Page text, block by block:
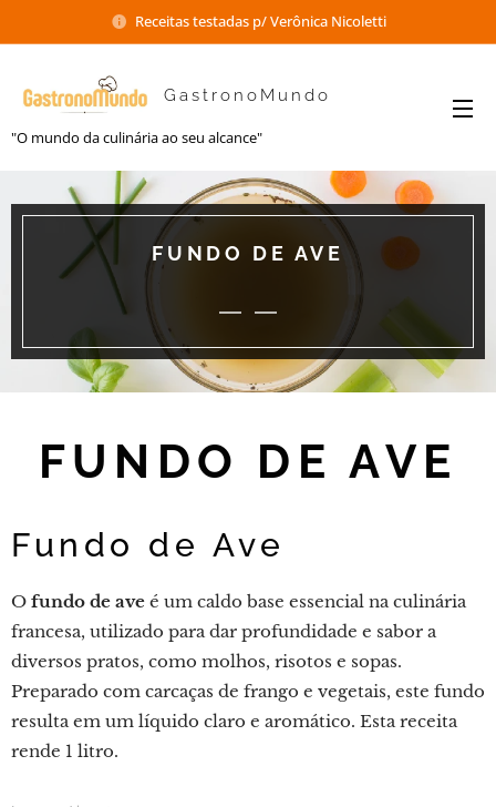
Receitas testadas p/ Verônica Nicoletti
GastronoMundo
"O mundo da culinária ao seu alcance"
FUNDO DE AVE
FUNDO DE AVE
Fundo de Ave
O fundo de ave é um caldo base essencial na culinária
francesa, utilizado para dar profundidade e sabor a
diversos pratos, como molhos, risotos e sopas.
Preparado com carcaças de frango e vegetais, este fundo
resulta em um líquido claro e aromático. Esta receita
rende 1 litro.